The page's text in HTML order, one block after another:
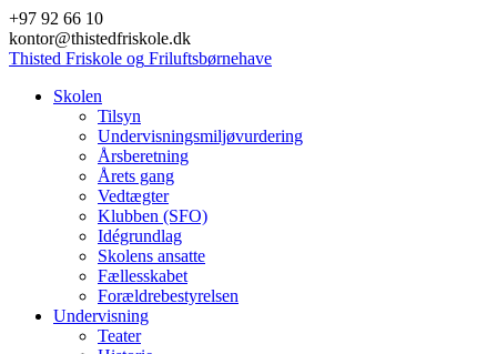
Skip
to
content
+97 92 66 10
kontor@thistedfriskole.dk
Thisted Friskole og Friluftsbørnehave
Skolen
Tilsyn
Undervisningsmiljøvurdering
Årsberetning
Årets gang
Vedtægter
Klubben (SFO)
Idégrundlag
Skolens ansatte
Fællesskabet
Forældrebestyrelsen
Undervisning
Teater